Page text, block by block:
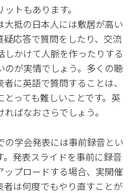
トもあります。
大抵の日本人には敷居が高い
疑応答で質問をしたり、交流
しかけて人脈を作ったりする
のが実情でしょう。多くの聴
に英語で質問することは、
っても難しいことです。英
ばなおさらでしょう。
の学会発表には事前録音とい
。発表スライドを事前に録音
ップロードする場合、実開催
者は何度でもやり直すことが